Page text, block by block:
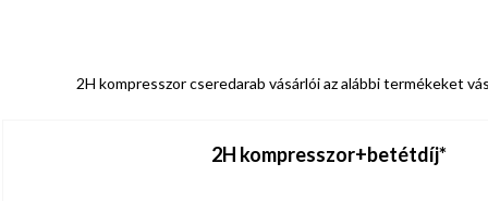
2H kompresszor cseredarab vásárlói az alábbi termékeket
2H kompresszor+betétdíj*